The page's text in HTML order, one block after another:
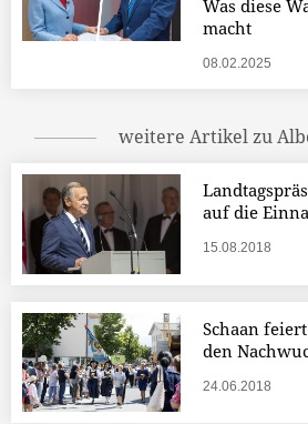
Was diese
macht
08.02.2025
weitere Artikel zu
auf die
15.08.2018
Schaan
den
24.06.2018